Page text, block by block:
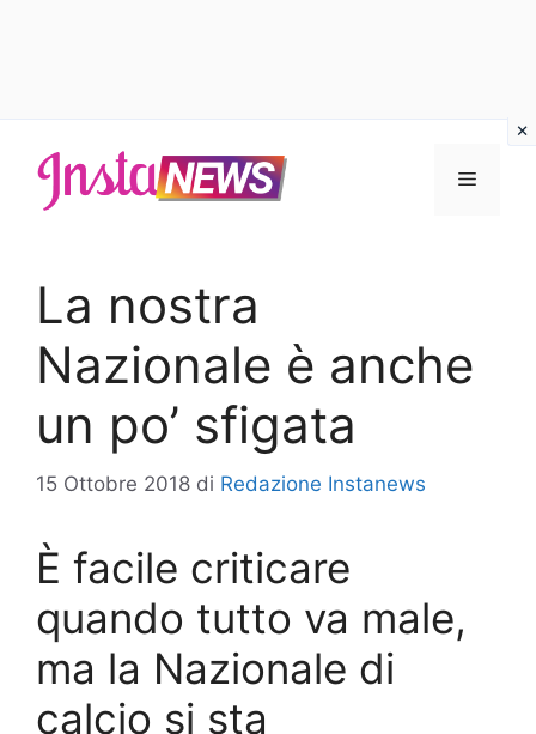
contenuto
Menu
La nostra
Nazionale è anche
un po’ sfigata
15 Ottobre 2018 di Redazione Instanews
È facile criticare
quando tutto va male,
ma la Nazionale di
calcio si sta